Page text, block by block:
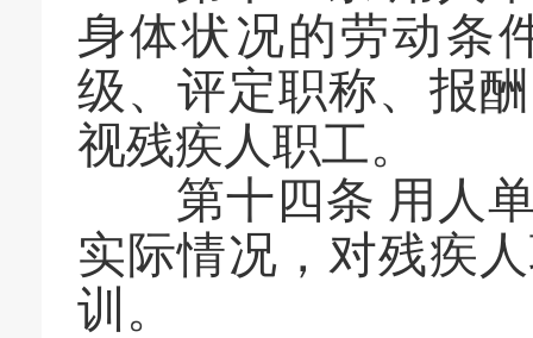
身体状况的劳动条
级、评定职称、报
视残疾人职工。
第十四条 用人单
实际情况，对残疾
训。